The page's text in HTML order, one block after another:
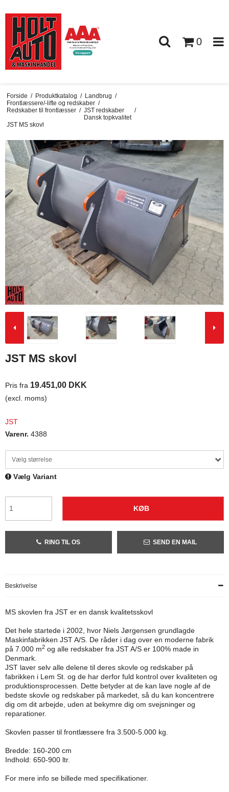
0
Forside / Produktkatalog / Landbrug /
Frontlæssere/-lifte og redskaber /
Redskaber til frontlæsser / JST redskaber
Dansk topkvalitet
/
JST MS skovl
JST MS skovl
Pris fra 19.451,00 DKK
(excl. moms)
JST
Varenr. 4388
Vælg størrelse
Vælg Variant
KØB
RING TIL OS SEND EN MAIL
Beskrivelse
MS skovlen fra JST er en dansk kvalitetsskovl
Det hele startede i 2002, hvor Niels Jørgensen grundlagde
Maskinfabrikken JST A/S. De råder i dag over en moderne fabrik
på 7.000 m2 og alle redskaber fra JST A/S er 100% made in
Denmark.
JST laver selv alle delene til deres skovle og redskaber på
fabrikken i Lem St. og de har derfor fuld kontrol over kvaliteten og
produktionsprocessen. Dette betyder at de kan lave nogle af de
bedste skovle og redskaber på markedet, så du kan koncentrere
dig om dit arbejde, uden at bekymre dig om svejsninger og
reparationer.
Skovlen passer til frontlæssere fra 3.500-5.000 kg.
Bredde: 160-200 cm
Indhold: 650-900 ltr.
For mere info se billede med specifikationer.